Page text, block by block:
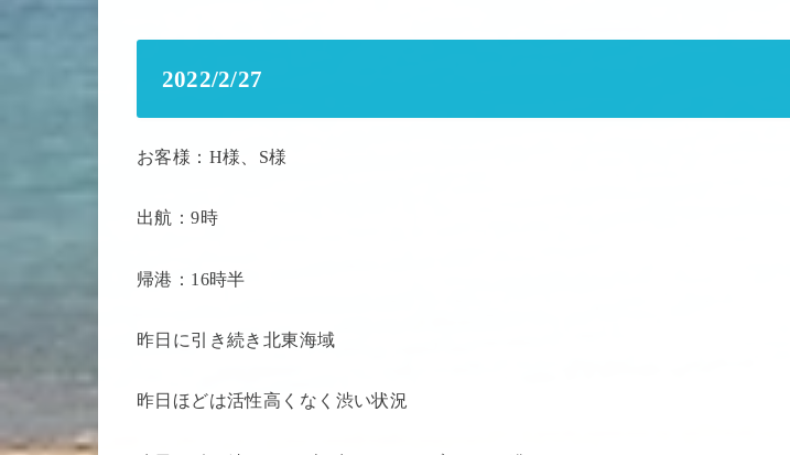
2022/2/27
お客様：H様、S様
出航：9時
帰港：16時半
昨日に引き続き北東海域
昨日ほどは活性高くなく渋い状況